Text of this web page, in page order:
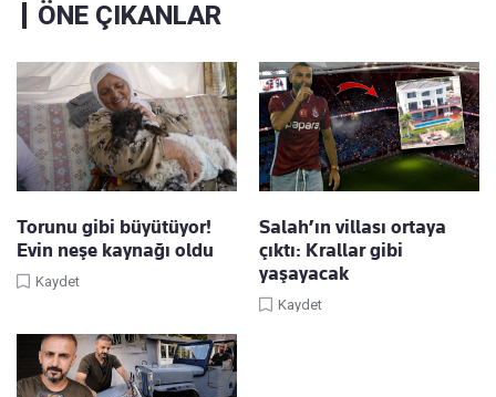
ÖNE ÇIKANLAR
Torunu gibi büyütüyor!
Evin neşe kaynağı oldu
Kaydet
Salah’ın villası ortaya
çıktı: Krallar gibi
yaşayacak
Kaydet